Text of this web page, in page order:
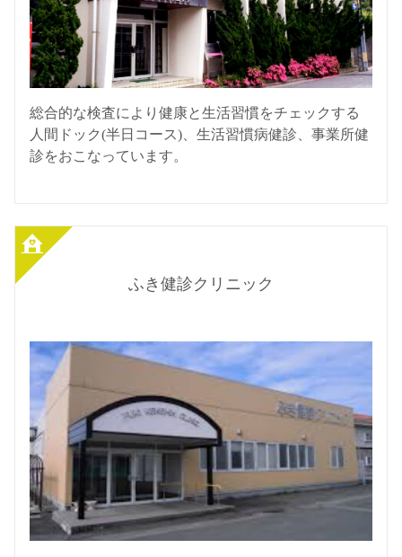
総合的な検査により健康と生活習慣をチェックする
人間ドック(半日コース)、生活習慣病健診、事業所健
診をおこなっています。
ふき健診クリニック